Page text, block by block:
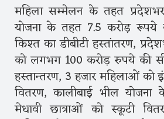
महिला सम्मेलन के तहत प्रदेशभर
योजना के तहत 7.5 करोड़ रूपये
किश्त का डीबीटी हस्तांतरण,
को लगभग 100 करोड़ रुपये की
हस्तान्तरण, 3 हजार महिलाओं
वितरण, कालीबाई भील योजना
मेधावी छात्राओं को स्कूटी